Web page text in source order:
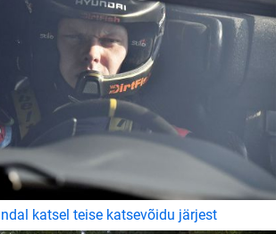
katsel teise katsevõidu järjest